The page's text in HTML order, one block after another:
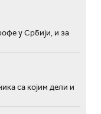
у Србији, и за
са којим дели и